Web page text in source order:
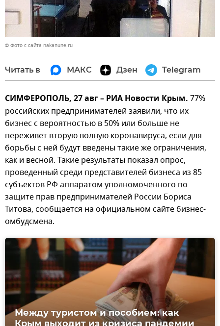
© Фото с сайта nakanune.ru
Читать в МАКС Дзен Telegram
СИМФЕРОПОЛЬ, 27 авг – РИА Новости Крым. 77%
российских предпринимателей заявили, что их
бизнес с вероятностью в 50% или больше не
переживет вторую волную коронавируса, если для
борьбы с ней будут введены такие же ограничения,
как и весной. Такие результаты показал опрос,
проведенный среди представителей бизнеса из 85
субъектов РФ аппаратом уполномоченного по
защите прав предпринимателей России Бориса
Титова, сообщается на официальном сайте бизнес-
омбудсмена.
Между туристом и пособием: как
Крым выходит из кризиса пандемии